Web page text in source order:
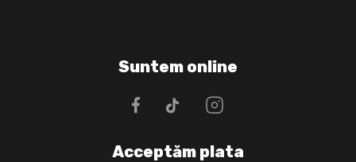
Suntem online
Acceptăm plata